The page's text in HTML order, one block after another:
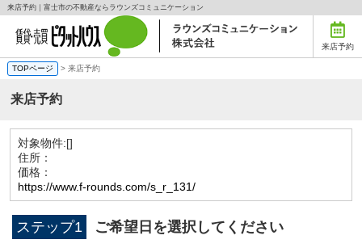
来店予約｜富士市の不動産ならラウンズコミュニケーション
来店予約
TOPページ > 来店予約
来店予約
対象物件:[]
住所：
価格：
https://www.f-rounds.com/s_r_131/
ステップ1 ご希望日を選択してください